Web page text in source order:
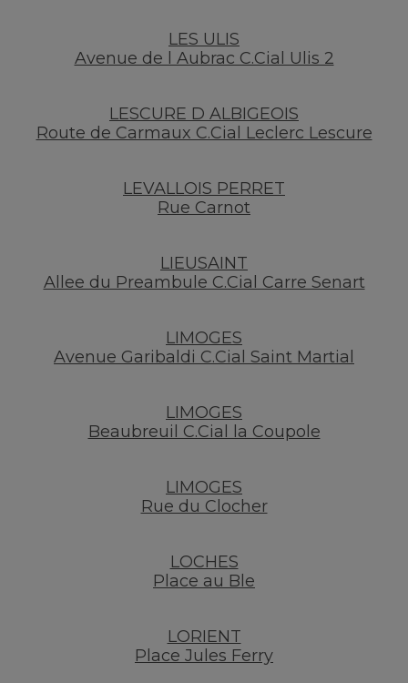
LES ULIS
Avenue de l Aubrac C.Cial Ulis 2
LESCURE D ALBIGEOIS
Route de Carmaux C.Cial Leclerc Lescure
LEVALLOIS PERRET
Rue Carnot
LIEUSAINT
Allee du Preambule C.Cial Carre Senart
LIMOGES
Avenue Garibaldi C.Cial Saint Martial
LIMOGES
Beaubreuil C.Cial la Coupole
LIMOGES
Rue du Clocher
LOCHES
Place au Ble
LORIENT
Place Jules Ferry